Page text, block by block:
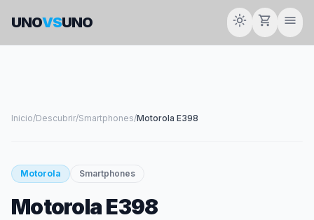
UNOVSUNO light_mode shopping_cart menu
Inicio/Descubrir/Smartphones/Motorola E398
smartphone
MOTOROLA
Motorola Smartphones
Motorola E398